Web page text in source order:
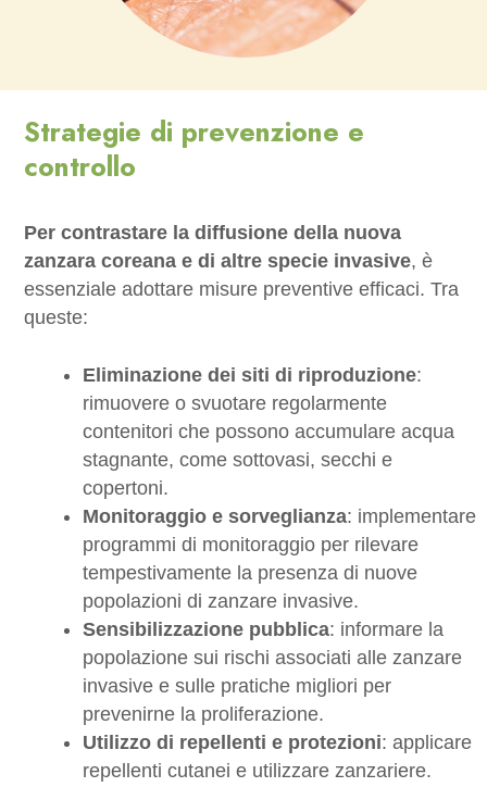
Strategie di prevenzione e
controllo
Per contrastare la diffusione della nuova
zanzara coreana e di altre specie invasive, è
essenziale adottare misure preventive efficaci. Tra
queste:
Eliminazione dei siti di riproduzione:
rimuovere o svuotare regolarmente
contenitori che possono accumulare acqua
stagnante, come sottovasi, secchi e
copertoni.
Monitoraggio e sorveglianza: implementare
programmi di monitoraggio per rilevare
tempestivamente la presenza di nuove
popolazioni di zanzare invasive.
Sensibilizzazione pubblica: informare la
popolazione sui rischi associati alle zanzare
invasive e sulle pratiche migliori per
prevenirne la proliferazione.
Utilizzo di repellenti e protezioni: applicare
repellenti cutanei e utilizzare zanzariere.